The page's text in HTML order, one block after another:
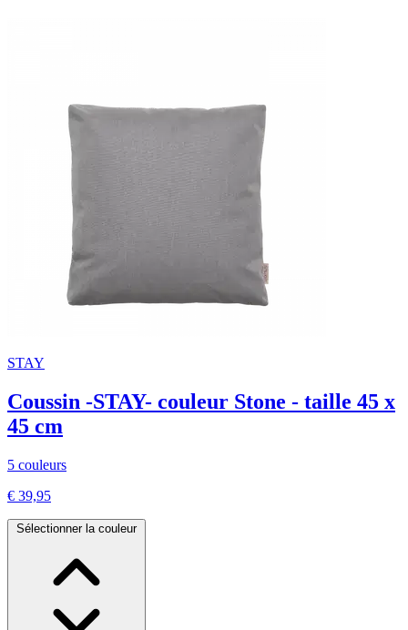
STAY
Coussin -STAY- couleur Stone - taille 45 x
45 cm
5 couleurs
€ 39,95
Sélectionner la couleur